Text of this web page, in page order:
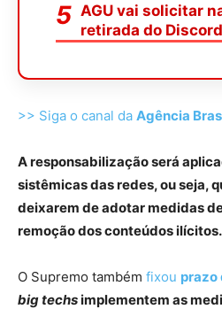
AGU vai solicitar
retirada do
>> Siga o canal da Agência
A responsabilização será
sistêmicas das redes, ou seja,
deixarem de adotar medidas
remoção dos conteúdos ilícitos.
O Supremo também fixou prazo
big techsimplementem as